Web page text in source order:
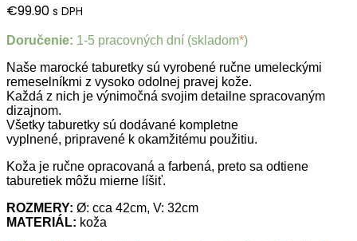
€99.90 s DPH
Doručenie: 1-5 pracovných dní (skladom*)
Naše marocké taburetky sú vyrobené ručne umeleckými
remeselníkmi z vysoko odolnej pravej kože.
Každá z nich je výnimočná svojim detailne spracovaným
dizajnom.
Všetky taburetky sú dodávané kompletne
vyplnené, pripravené k okamžitému použitiu.
Koža je ručne opracovaná a farbená, preto sa odtiene
taburetiek môžu mierne líšiť.
ROZMERY: Ø: cca 42cm, V: 32cm
MATERIÁL: koža